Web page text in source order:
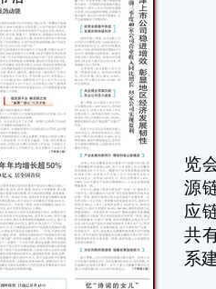
览
源
应
共
系